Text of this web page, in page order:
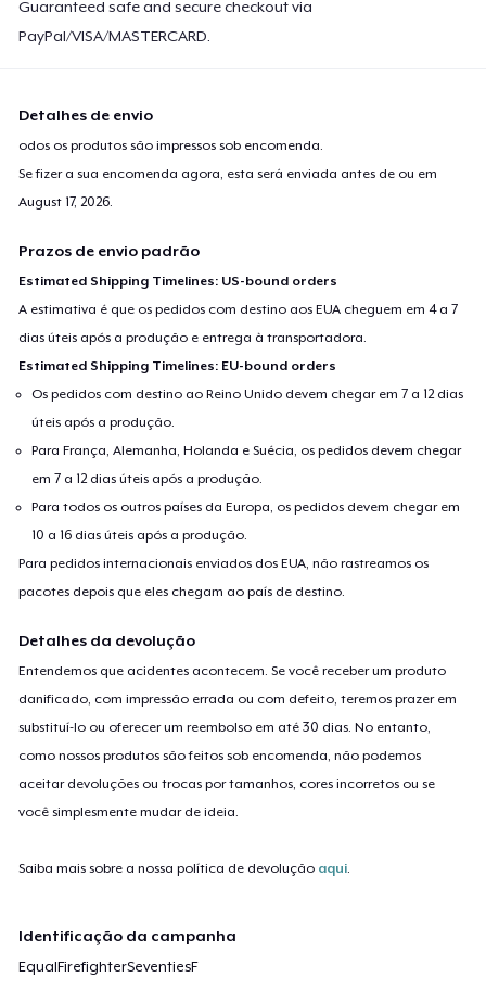
Guaranteed safe and secure checkout via
PayPal/VISA/MASTERCARD.
Detalhes de envio
odos os produtos são impressos sob encomenda.
Se fizer a sua encomenda agora, esta será enviada antes de ou em
August 17, 2026.
Prazos de envio padrão
Estimated Shipping Timelines: US-bound orders
A estimativa é que os pedidos com destino aos EUA cheguem em 4 a 7
dias úteis após a produção e entrega à transportadora.
Estimated Shipping Timelines: EU-bound orders
Os pedidos com destino ao Reino Unido devem chegar em 7 a 12 dias
úteis após a produção.
Para França, Alemanha, Holanda e Suécia, os pedidos devem chegar
em 7 a 12 dias úteis após a produção.
Para todos os outros países da Europa, os pedidos devem chegar em
10 a 16 dias úteis após a produção.
Para pedidos internacionais enviados dos EUA, não rastreamos os
pacotes depois que eles chegam ao país de destino.
Detalhes da devolução
Entendemos que acidentes acontecem. Se você receber um produto
danificado, com impressão errada ou com defeito, teremos prazer em
substituí-lo ou oferecer um reembolso em até 30 dias. No entanto,
como nossos produtos são feitos sob encomenda, não podemos
aceitar devoluções ou trocas por tamanhos, cores incorretos ou se
você simplesmente mudar de ideia.
Saiba mais sobre a nossa política de devolução aqui.
Identificação da campanha
EqualFirefighterSeventiesF